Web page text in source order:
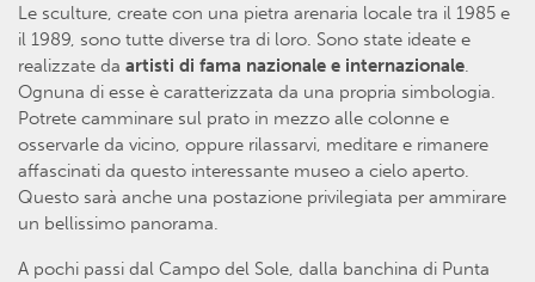
Le sculture, create con una pietra arenaria locale tra il 1985 e
il 1989, sono tutte diverse tra di loro. Sono state ideate e
realizzate da artisti di fama nazionale e internazionale.
Ognuna di esse è caratterizzata da una propria simbologia.
Potrete camminare sul prato in mezzo alle colonne e
osservarle da vicino, oppure rilassarvi, meditare e rimanere
affascinati da questo interessante museo a cielo aperto.
Questo sarà anche una postazione privilegiata per ammirare
un bellissimo panorama.
A pochi passi dal Campo del Sole, dalla banchina di Punta